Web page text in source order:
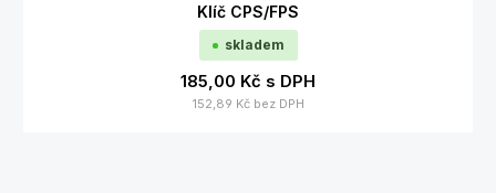
Klíč CPS/FPS
skladem
185,00 Kč s DPH
152,89 Kč bez DPH